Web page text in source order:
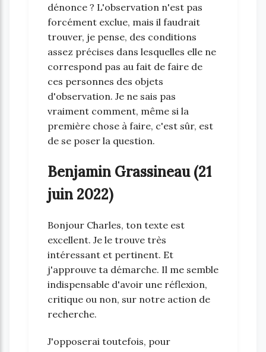
dénonce ? L'observation n'est pas
forcément exclue, mais il faudrait
trouver, je pense, des conditions
assez précises dans lesquelles elle ne
correspond pas au fait de faire de
ces personnes des objets
d'observation. Je ne sais pas
vraiment comment, même si la
première chose à faire, c'est sûr, est
de se poser la question.
Benjamin Grassineau (21
juin 2022)
Bonjour Charles, ton texte est
excellent. Je le trouve très
intéressant et pertinent. Et
j'approuve ta démarche. Il me semble
indispensable d'avoir une réflexion,
critique ou non, sur notre action de
recherche.
J'opposerai toutefois, pour